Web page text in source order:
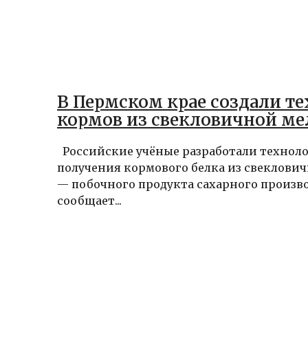
В Пермском крае создали
кормов из свекловичной
Российские учёные разработали
получения кормового белка из
— побочного продукта сахарного
сообщает...